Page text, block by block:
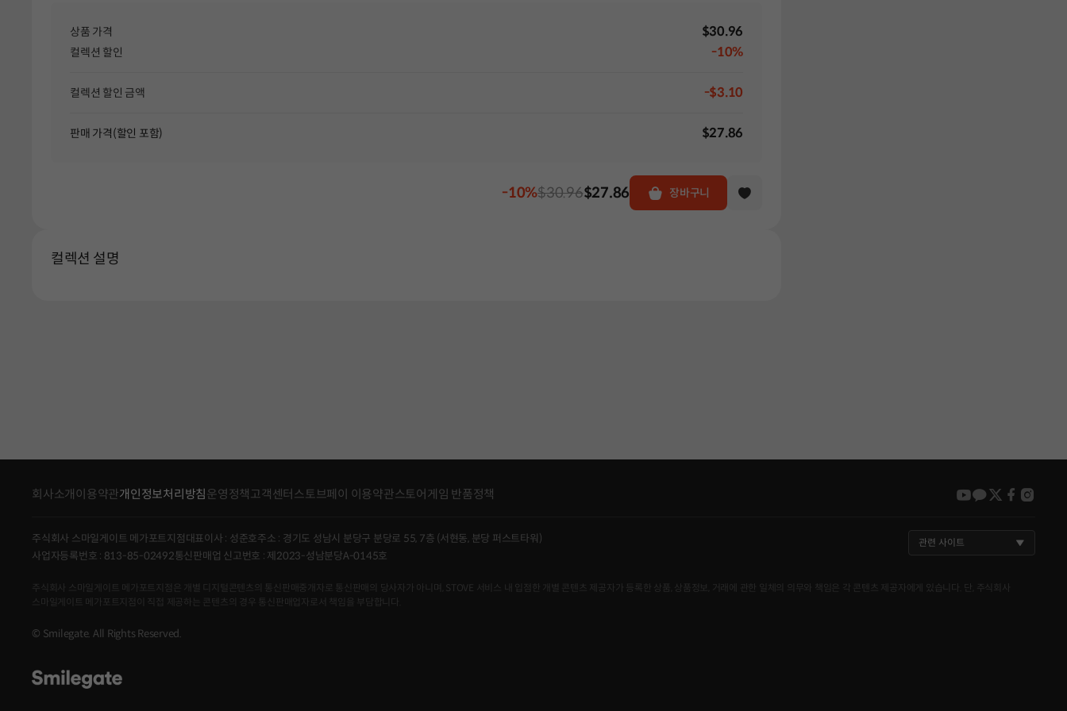
상품 가격 $30.96
컬렉션 할인 -10%
컬렉션 할인 금액 -$3.10
판매 가격(할인 포함) $27.86
-10%$30.96$27.86 장바구니
컬렉션 설명
회사소개이용약관개인정보처리방침 운영정책고객센터스토브페이 이용약관스토어게임 반품정책 youtube
kakao
twitter
주식회사 스마일게이트 메가포트지점대표이사 : 성준호주소 : 경기도 성남시 분당구 분당로 55, 7층 (서현동, 분당 퍼스트타워)
사업자등록번호 : 813-85-02492통신판매업 신고번호 : 제2023-성남분당A-0145호
관련 사이트
주식회사 스마일게이트 메가포트지점은 개별 디지털콘텐츠의 통신판매중개자로 통신판매의 당사자가 아니며, STOVE 서비스 내 입점한 개별 콘텐츠 제공자가 등록한 상품, 상품정보, 거래에 관한 일체의 의무와 책임은 각 콘텐츠 제공자에게 있습니다. 단, 주식회사
스마일게이트 메가포트지점이 직접 제공하는 콘텐츠의 경우 통신판매업자로서 책임을 부담합니다.
© Smilegate. All Rights Reserved.